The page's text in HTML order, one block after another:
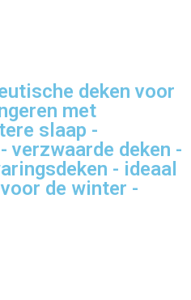
deken voor
met
slaap -
verzwaarde deken -
- ideaal
de winter -